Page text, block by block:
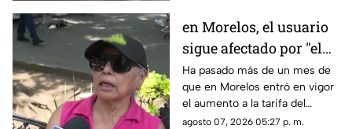
en Morelos, el usuario
sigue afectado por "el
tarifazo"
Ha pasado más de un mes de
que en Morelos entró en vigor
el aumento a la tarifa del
transporte público. Un mes,
agosto 07, 2026 05:27 p. m.